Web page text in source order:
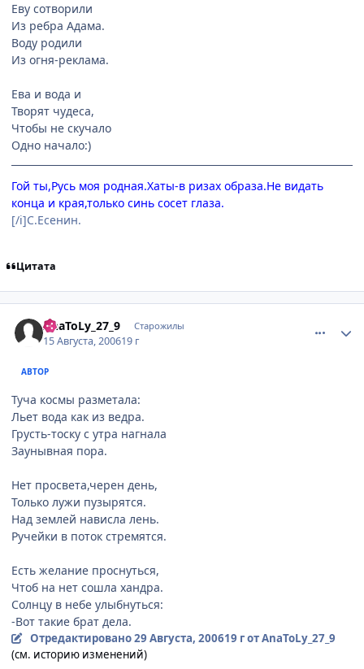
Еву сотворили
Из ребра Адама.
Воду родили
Из огня-реклама.
Ева и вода и
Творят чудеса,
Чтобы не скучало
Одно начало:)
Гой ты,Русь моя родная.Хаты-в ризах образа.Не видать
конца и края,только синь сосет глаза.
[/i]С.Есенин.
Цитата
AnaToLy_27_9 Старожилы
15 Августа, 200619 г
АВТОР
Туча космы разметала:
Льет вода как из ведра.
Грусть-тоску с утра нагнала
Заунывная пора.
Нет просвета,черен день,
Только лужи пузырятся.
Над землей нависла лень.
Ручейки в поток стремятся.
Есть желание проснуться,
Чтоб на нет сошла хандра.
Солнцу в небе улыбнуться:
-Вот такие брат дела.
Отредактировано29 Августа, 200619 гот AnaToLy_27_9
(см. историю изменений)